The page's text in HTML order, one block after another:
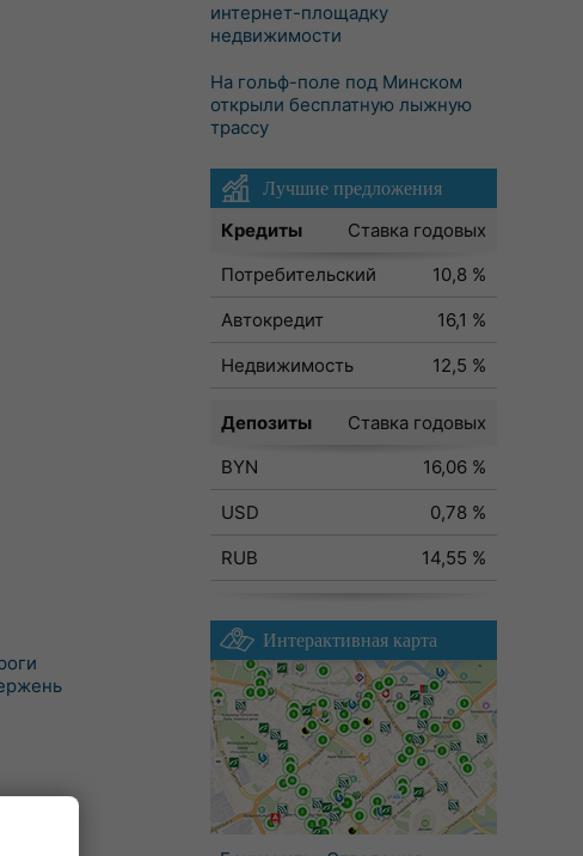
интернет-площадку
недвижимости
На гольф-поле под Минском
открыли бесплатную лыжную
трассу
Лучшие предложения
Кредиты
Ставка годовых
Потребительский
10,8 %
Автокредит
16,1 %
Недвижимость
12,5 %
Депозиты
Ставка годовых
BYN
16,06 %
USD
0,78 %
RUB
14,55 %
Интерактивная карта